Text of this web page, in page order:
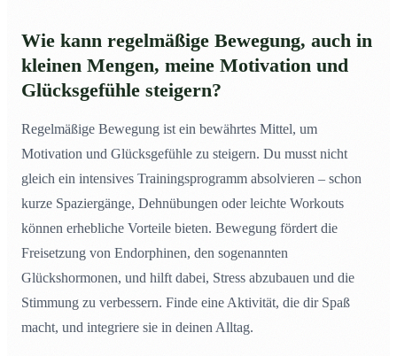
Wie kann regelmäßige Bewegung, auch in
kleinen Mengen, meine Motivation und
Glücksgefühle steigern?
Regelmäßige Bewegung ist ein bewährtes Mittel, um
Motivation und Glücksgefühle zu steigern. Du musst nicht
gleich ein intensives Trainingsprogramm absolvieren – schon
kurze Spaziergänge, Dehnübungen oder leichte Workouts
können erhebliche Vorteile bieten. Bewegung fördert die
Freisetzung von Endorphinen, den sogenannten
Glückshormonen, und hilft dabei, Stress abzubauen und die
Stimmung zu verbessern. Finde eine Aktivität, die dir Spaß
macht, und integriere sie in deinen Alltag.